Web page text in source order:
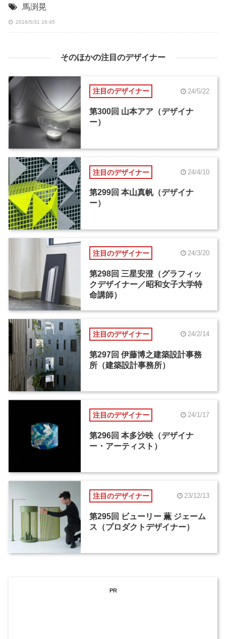
馬渕晃
2016/5/31 16:45
そのほかの注目のデザイナー
注目のデザイナー 24/5/22
第300回 山本アア（デザイナ
ー）
注目のデザイナー 24/4/10
第299回 本山真帆（デザイナ
ー）
注目のデザイナー 24/3/20
第298回 三星安澄（グラフィッ
クデザイナー／昭和女子大学特
命講師）
注目のデザイナー 24/2/14
第297回 伊藤博之建築設計事務
所（建築設計事務所）
注目のデザイナー 24/1/17
第296回 本多沙映（デザイナ
ー・アーティスト）
注目のデザイナー 23/12/13
第295回 ビューリー 薫 ジェーム
ス（プロダクトデザイナー）
PR